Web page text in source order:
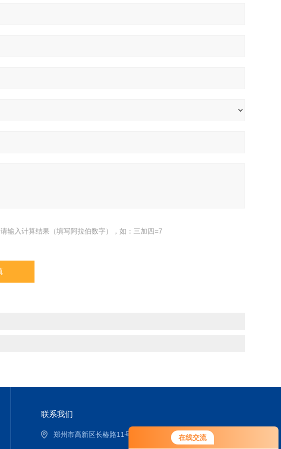
在线交流
请输入计算结果（填写阿拉伯数字），如：三加四=7
联系我们
郑州市高新区长椿路11号2号厂房